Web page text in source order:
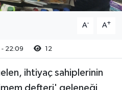
A- A+
- 22:09 12
ihtiyaç sahiplerinin